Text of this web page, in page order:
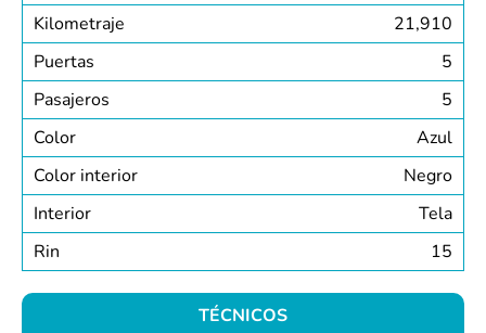
Kilometraje
21,910
Puertas
5
Pasajeros
5
Color
Azul
Color interior
Negro
Interior
Tela
Rin
15
TÉCNICOS